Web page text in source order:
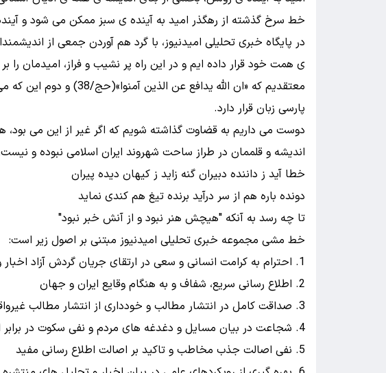
خط سرخ گذشته از رهگذر امید به آینده ی سبز ممکن می شود و
در پایگاه خبری تحلیلی امیدنیوز، با گرد هم آوردن جمعی از
ی همت خود قرار داده ایم و در این راه پر نشیب و فراز، امیدمان
معتقدیم که «ان الله
پارسی زبان قرار دارد.
دوست می داریم به قضاوت گذاشته شویم که اگر غیر از این می بود،
اندیشه و قلممان در طراز ساحت شهروند ایران اسلامی نبوده و
خطا آید ز داننده دبیران گنه زاید ز کیهان دیده پیران
دونده باره هم از سر درآید برنده تیغ هم کندی نماید
تا چه رسد به آنکه "هیچش هنر نبود و از آنش خبر نبود"
خط مشی مجموعه خبری تحلیلی امیدنیوز مبتنی بر اصول زیر است:
1. احترام به کرامت انسانی و سعی در ارتقای جریان گردش آزاد اخبار و اطلاعات
2. اطلاع رسانی سریع، شفاف و به هنگام وقایع ایران و جهان
3. صداقت کامل در انتشار مطالب و خودداری از انتشار مطالب غیرواقعی و یا آلوده به تحریف
4. شجاعت در بیان مسایل و دغدغه های مردم و نفی سکوت در برابر اقدامات غلط و مشکلات اقشار جامعه
5. نفی اصالت جذب مخاطب و تاکید بر اصالت اطلاع رسانی مفید